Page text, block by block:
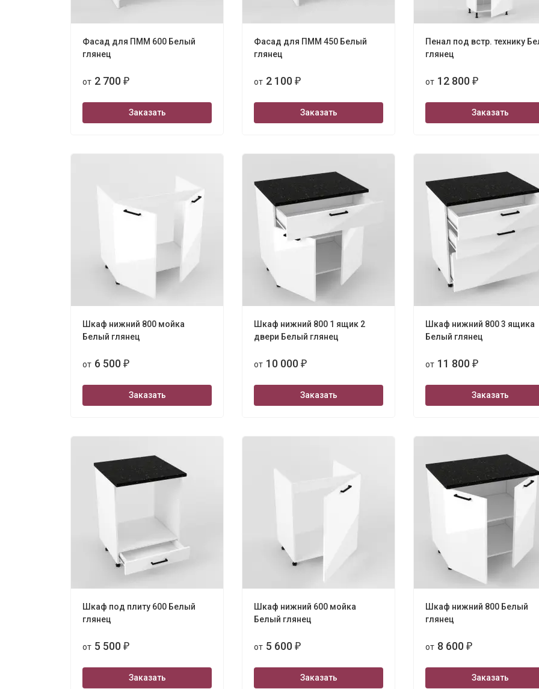
Фасад для ПММ 600 Белый
глянец
от 2 700 ₽
Заказать
Фасад для ПММ 450 Белый
глянец
от 2 100 ₽
Заказать
Пенал под встр. технику
глянец
от 12 800 ₽
Заказать
Шкаф нижний 800 мойка
Белый глянец
от 6 500 ₽
Заказать
Шкаф нижний 800 1 ящик 2
двери Белый глянец
от 10 000 ₽
Заказать
Шкаф нижний 800 3 ящика
Белый глянец
от 11 800 ₽
Заказать
Шкаф под плиту 600 Белый
глянец
от 5 500 ₽
Заказать
Шкаф нижний 600 мойка
Белый глянец
от 5 600 ₽
Заказать
Шкаф нижний 800 Белый
глянец
от 8 600 ₽
Заказать